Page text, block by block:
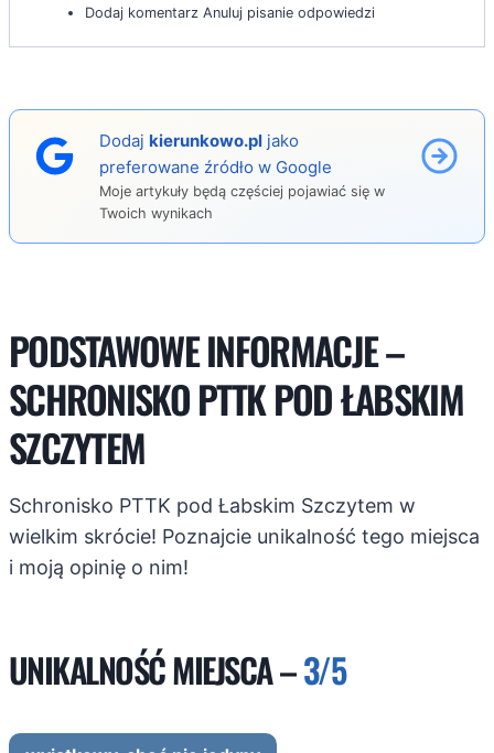
Dodaj komentarz Anuluj pisanie odpowiedzi
Dodajkierunkowo.pl jako
preferowane źródło w Google
Moje artykuły będą częściej pojawiać się w
Twoich wynikach
PODSTAWOWE INFORMACJE –
SCHRONISKO PTTK POD ŁABSKIM
SZCZYTEM
Schronisko PTTK pod Łabskim Szczytem w
wielkim skrócie! Poznajcie unikalność tego miejsca
i moją opinię o nim!
UNIKALNOŚĆ MIEJSCA –3/5